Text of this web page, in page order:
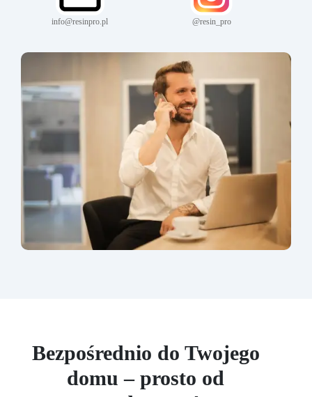
info@resinpro.pl @resin_pro
Bezpośrednio do Twojego
domu – prosto od